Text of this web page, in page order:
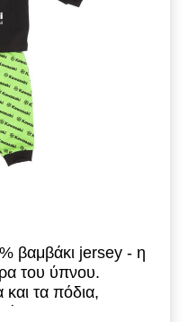
βαμβάκι jersey - η
του ύπνου.
και τα πόδια,